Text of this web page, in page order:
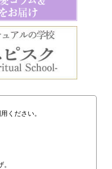
ください。